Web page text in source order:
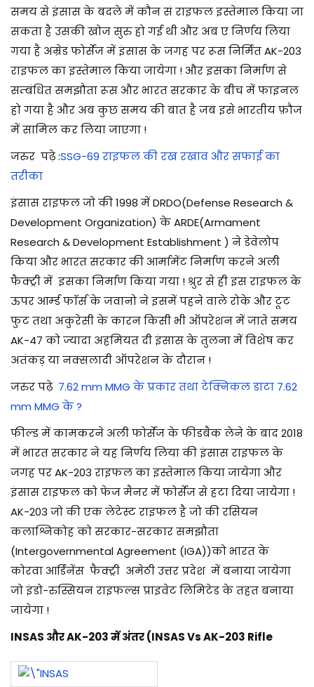
समय से इंसास के बदले में कौन सं राइफल इस्तेमाल किया जा
सकता है उसकी खोज सुरु हो गई थी और अब ए निर्णय लिया
गया है अम्रेड फोर्सेज में इंसास के जगह पर रूस निर्मित AK-203
राइफल का इस्तेमाल किया जायेगा ! और इसका निर्माण से
सम्बंधित समझौता रूस और भारत सरकार के बीच में फाइनल
हो गया है और अब कुछ समय की बात है जब इसे भारतीय फ़ौज
में सामिल कर लिया जाएगा !
जरुर पढ़े:SSG-69 राइफल की रख रखाव और सफाई का
तरीका
इंसास राइफल जो की 1998 में DRDO(Defense Research &
Development Organization) के ARDE(Armament
Research & Development Establishment ) ने डेवेलोप
किया और भारत सरकार की आर्मामेंट निर्माण करने अली
फैक्ट्री में इसका निर्माण किया गया ! श्रुर से ही इस राइफल के
ऊपर आर्म्ड फाॅर्स के जवानो ने इसमें पहने वाले रोके और टूट
फुट तथा अकुरेसी के कारन किसी भी ऑपरेशन में जाते समय
AK-47 को ज्यादा अहमियत दी इंसास के तुलना में विशेष कर
अतंकड़ या नक्सलादी ऑपरेशन के दौरान !
जरुर पढ़े 7.62 mm MMG के प्रकार तथा टेक्निकल डाटा 7.62
mm MMG के ?
फील्ड में कामकरने अली फोर्सेज के फीडबैक लेने के बाद 2018
में भारत सरकार ने यह निर्णय लिया की इंसास राइफल के
जगह पर AK-203 राइफल का इस्तेमाल किया जायेगा और
इंसास राइफल को फेज मैनर में फोर्सेज से हटा दिया जायेगा !
AK-203 जो की एक लेटेस्ट राइफल है जो की रसियन
कलाश्निकोह को सरकार-सरकार समझौता
(Intergovernmental Agreement (IGA))को भारत के
कोरवा आर्डिनेंस फैक्ट्री अमेठी उत्तर प्रदेश में बनाया जायेगा
जो इंडो-रुस्सियन राइफल्स प्राइवेट लिमिटेड के तहत बनाया
जायेगा !
INSAS और AK-203 में अंतर (INSAS Vs AK-203 Rifle